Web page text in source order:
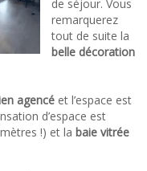
de séjour. Vous
remarquerez
tout de suite la
belle décoration
agencé et l’espace est
d’espace est
!) et la baie vitrée